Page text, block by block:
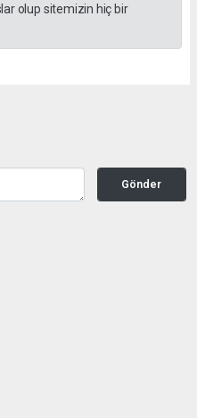
olup sitemizin hiç bir
Gönder